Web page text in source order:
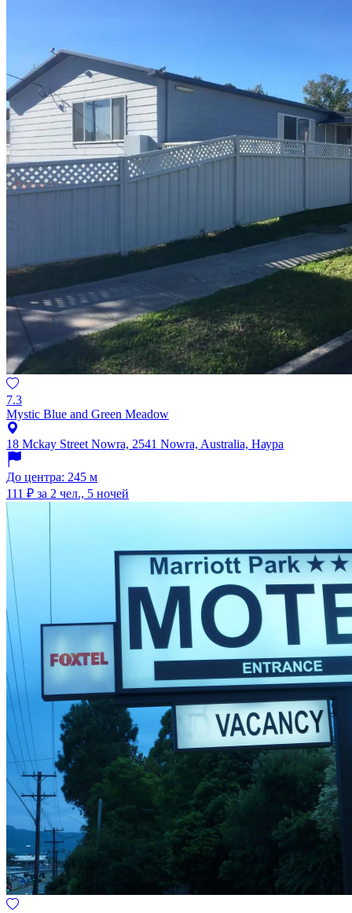
7.3
Mystic Blue and Green Meadow
18 Mckay Street Nowra, 2541 Nowra, Australia, Наура
До центра: 245 м
111 ₽ за 2 чел., 5 ночей